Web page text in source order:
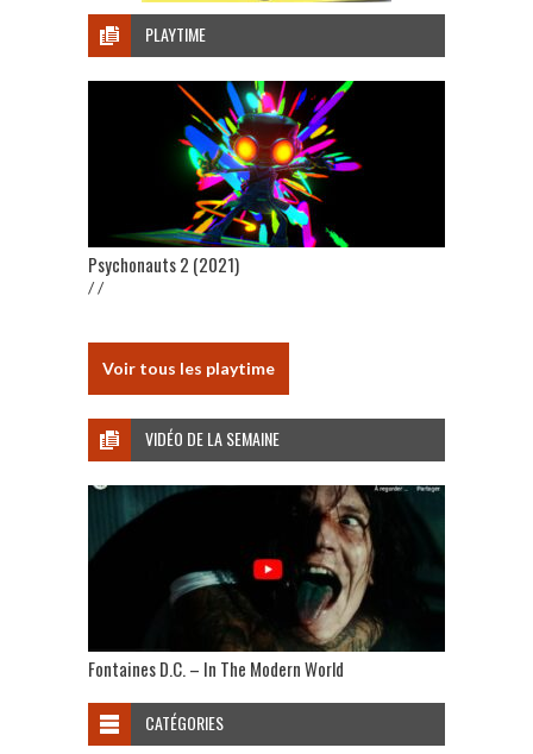
PLAYTIME
Psychonauts 2 (2021)
/ /
Voir tous les playtime
VIDÉO DE LA SEMAINE
Fontaines D.C. – In The Modern World
CATÉGORIES